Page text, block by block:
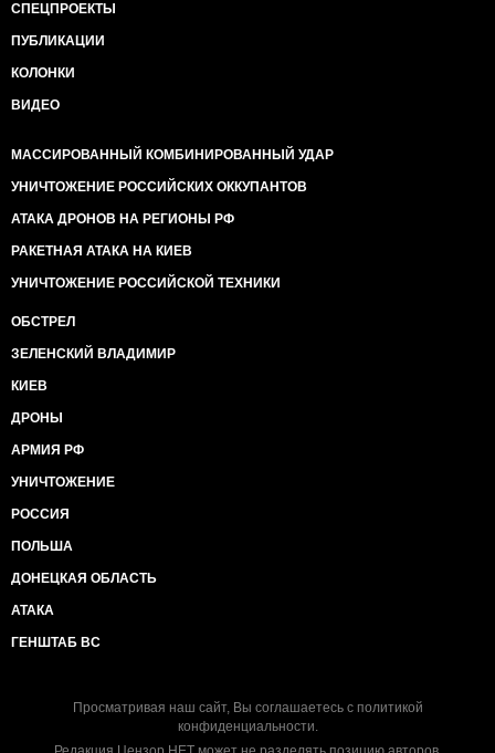
СПЕЦПРОЕКТЫ
ПУБЛИКАЦИИ
КОЛОНКИ
ВИДЕО
МАССИРОВАННЫЙ КОМБИНИРОВАННЫЙ УДАР
УНИЧТОЖЕНИЕ РОССИЙСКИХ ОККУПАНТОВ
АТАКА ДРОНОВ НА РЕГИОНЫ РФ
РАКЕТНАЯ АТАКА НА КИЕВ
УНИЧТОЖЕНИЕ РОССИЙСКОЙ ТЕХНИКИ
ОБСТРЕЛ
ЗЕЛЕНСКИЙ ВЛАДИМИР
КИЕВ
ДРОНЫ
АРМИЯ РФ
УНИЧТОЖЕНИЕ
РОССИЯ
ПОЛЬША
ДОНЕЦКАЯ ОБЛАСТЬ
АТАКА
ГЕНШТАБ ВС
Просматривая наш сайт, Вы соглашаетесь с политикой
конфиденциальности.